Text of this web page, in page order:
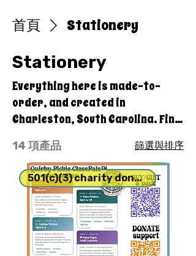
首頁 Stationery
Stationery
Everything here is made-to-
order, and created in
Charleston, South Carolina. Find
yourself or a friend smile.
14 項產品 篩選與排序
501(c)(3) charity donation